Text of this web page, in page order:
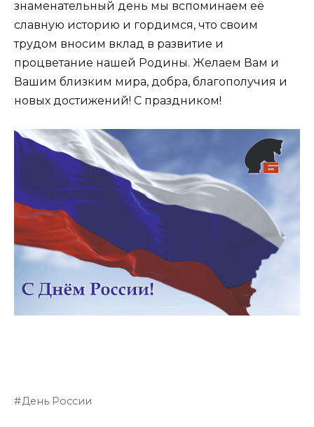
знаменательный день мы вспоминаем её
славную историю и гордимся, что своим
трудом вносим вклад в развитие и
процветание нашей Родины. Желаем Вам и
Вашим близким мира, добра, благополучия и
новых достижений! С праздником!
День России